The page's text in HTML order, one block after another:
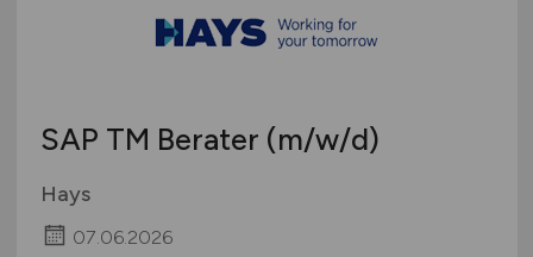
SAP TM Berater (m/w/d)
Hays
07.06.2026